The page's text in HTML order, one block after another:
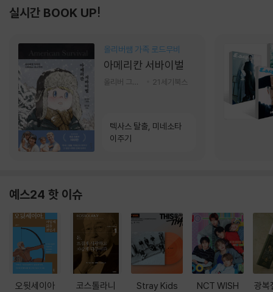
실시간 BOOK UP!
올리버쌤 가족 로드무비
아메리칸 서바이벌
21세기북스
텍사스 탈출, 미네소타
이주기
예스24 핫 이슈
오뒷세이아 코스톨라니 Stray Kids NCT WISH 광복